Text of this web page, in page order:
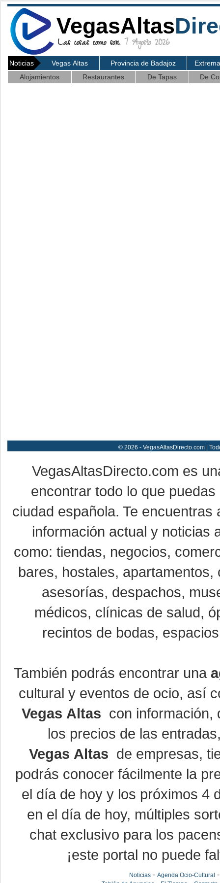
VegasAltas
Las cosas como son. 7 Agosto 2026
Noticias Vegas Altas Provincia de Badajoz
Alojamientos
Restaurantes De Tapas De
© 2026 - VegasAltasDirecto.com |
VegasAltasDirecto.com es
encontrar todo lo que
ciudad española. Te
información actual y noticias
como: tiendas, negocios,
bares, hostales,
asesorías, despachos,
médicos, clínicas de salud,
recintos de bodas,
También podrás encontrar una
cultural y eventos de ocio, así
Vegas Altas con información,
los precios de las
Vegas Altas de empresas,
podrás conocer fácilmente la
el día de hoy y los próximos 4
en el día de hoy, múltiples
chat exclusivo para los
¡este portal no puede
Noticias -Agenda Ocio-Cultural